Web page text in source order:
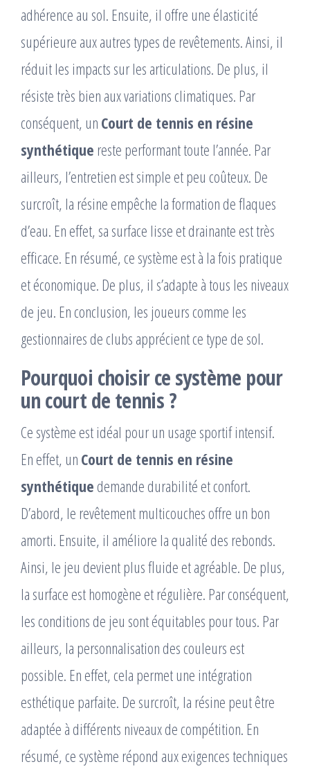
adhérence au sol. Ensuite, il offre une élasticité
supérieure aux autres types de revêtements. Ainsi, il
réduit les impacts sur les articulations. De plus, il
résiste très bien aux variations climatiques. Par
conséquent, un Court de tennis en résine
synthétique reste performant toute l’année. Par
ailleurs, l’entretien est simple et peu coûteux. De
surcroît, la résine empêche la formation de flaques
d’eau. En effet, sa surface lisse et drainante est très
efficace. En résumé, ce système est à la fois pratique
et économique. De plus, il s’adapte à tous les niveaux
de jeu. En conclusion, les joueurs comme les
gestionnaires de clubs apprécient ce type de sol.
Pourquoi choisir ce système pour
un court de tennis ?
Ce système est idéal pour un usage sportif intensif.
En effet, un Court de tennis en résine
synthétique demande durabilité et confort.
D’abord, le revêtement multicouches offre un bon
amorti. Ensuite, il améliore la qualité des rebonds.
Ainsi, le jeu devient plus fluide et agréable. De plus,
la surface est homogène et régulière. Par conséquent,
les conditions de jeu sont équitables pour tous. Par
ailleurs, la personnalisation des couleurs est
possible. En effet, cela permet une intégration
esthétique parfaite. De surcroît, la résine peut être
adaptée à différents niveaux de compétition. En
résumé, ce système répond aux exigences techniques